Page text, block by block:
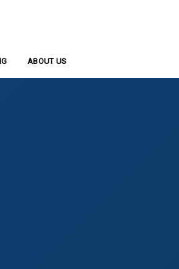
ABOUT US
会社概要